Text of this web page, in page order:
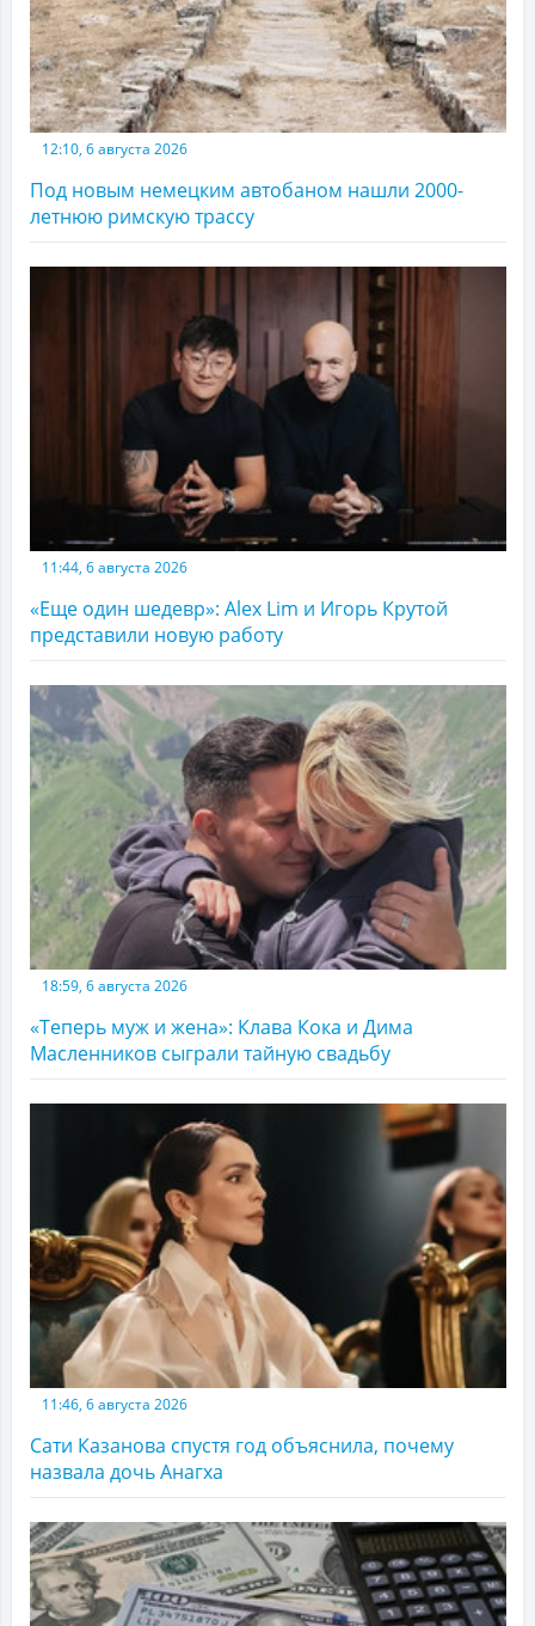
12:10, 6 августа 2026
Под новым немецким автобаном нашли 2000-
летнюю римскую трассу
11:44, 6 августа 2026
«Еще один шедевр»: Alex Lim и Игорь Крутой
представили новую работу
18:59, 6 августа 2026
«Теперь муж и жена»: Клава Кока и Дима
Масленников сыграли тайную свадьбу
11:46, 6 августа 2026
Сати Казанова спустя год объяснила, почему
назвала дочь Анагха